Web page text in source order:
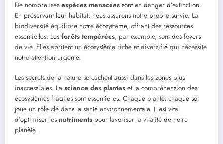
De nombreuses espèces menacées sont en danger d’extinction.
En préservant leur habitat, nous assurons notre propre survie. La
biodiversité équilibre notre écosystème, offrant des ressources
essentielles. Les forêts tempérées, par exemple, sont des foyers
de vie. Elles abritent un écosystème riche et diversifié qui nécessite
notre attention urgente.
Les secrets de la nature se cachent aussi dans les zones plus
inaccessibles. La science des plantes et la compréhension des
écosystèmes fragiles sont essentielles. Chaque plante, chaque sol
joue un rôle clé dans la santé environnementale. Il est vital
d’optimiser les nutriments pour favoriser la vitalité de notre
planète.